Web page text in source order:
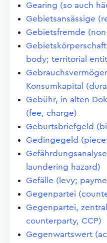
Gearing (so auch
Gebietsansässige
Gebietsfremde
body; territorial
Konsumkapital
Gebühr, in alten
(fee, charge)
Geburtsbriefgeld
Gedingegeld
laundering hazard)
Gefälle (levy;
Gegenpartei
Gegenpartei,
counterparty, CCP)
Gegenwartswert